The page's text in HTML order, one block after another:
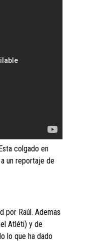
colgado en
un reportaje de
por Raúl. Ademas
Atléti) y de
lo que ha dado